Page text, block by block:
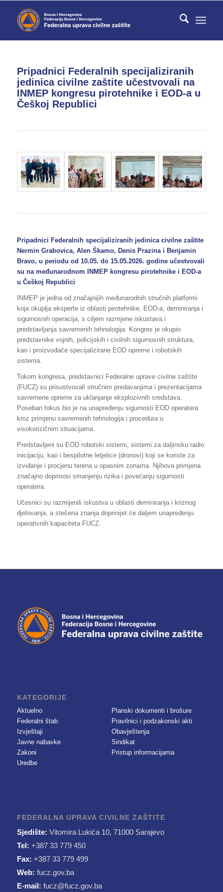
Pripadnici Federalnih specijaliziranih
jedinica civilne zaštite učestvovali na
INMEP kongresu pirotehnike i EOD-a u
Češkoj Republici
Pripadnici Federalnih specijaliziranih jedinica civilne zaštite
Nermin Grabovica, Alen Škamo, Denis Prazina i Benjamin
Bravo, u periodu od 10.05. do 15.05.2026. godine učestvovali
su na međunarodnom INMEP kongresu pirotehnike i EOD-a
u Češkoj Republici
INMEP je jedna od značajnijih međunarodnih stručnih platformi
koja okuplja eksperte iz oblasti pirotehnike, EOD-a, deminiranja i
sigurnosnih operacija, s ciljem razmjene iskustava i
predstavljanja savremenih tehnologija. Kongres je okupio
predstavnike vojnih, policijskih i civilnih sigurnosnih struktura,
kao i proizvođače specijalizirane EOD opreme i robotskih
sistema.
Tokom kongresa, predstavnici Federalne uprave civilne zaštite
(FUCZ) su prisustvovali stručnim predavanjima i prezentacijama
savremene opreme za uklanjanje eksplozivnih sredstava.
Poseban fokus bio je na unapređenju sigurnosti EOD operatera
kroz primjenu savremenih tehnologija i procedura u
visokorizičnim situacijama.
Predstavljeni su EOD robotski sistemi, sistemi za daljinsku radio
inicijaciju, kao i bespilotne letjelice (dronovi) koji se koriste za
izviđanje i procjenu terena u opasnim zonama. Njihova primjena
značajno doprinosi smanjenju rizika i povećanju sigurnosti
operatera.
Učesnici su razmijenili iskustva u oblasti deminiranja i kriznog
djelovanja, a stečena znanja doprinijet će daljem unapređenju
operativnih kapaciteta FUCZ.
KATEGORIJE
Aktuelno
Federalni štab
Izvještaji
Javne nabavke
Zakoni
Uredbe
Planski dokumenti i brošure
Pravilnici i podzakonski akti
Obavještenja
Sindikat
Pristup informacijama
FEDERALNA UPRAVA CIVILNE ZAŠTITE
Sjedište: Vitomira Lukića 10, 71000 Sarajevo
Tel: +387 33 779 450
Fax: +387 33 779 499
Web: fucz.gov.ba
E-mail: fucz@fucz.gov.ba